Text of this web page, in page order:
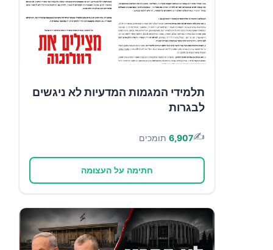
תלמידי המגמות המדעיות לא ניגשים
לבגרות
✍️
6,907 תומכים
חתימה על העצומה